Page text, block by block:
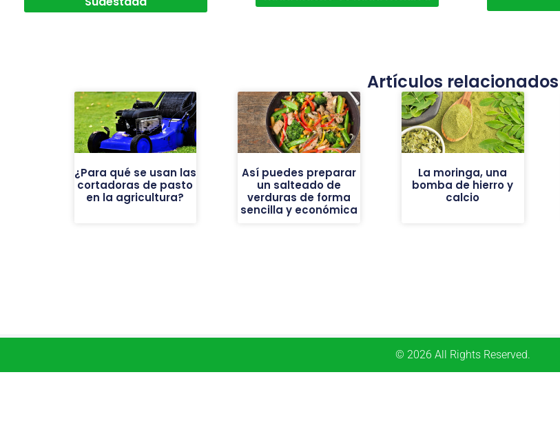
Artículos relacionados
¿Para qué se usan las
cortadoras de pasto
en la agricultura?
Así puedes preparar
un salteado de
verduras de forma
sencilla y económica
La moringa, una
bomba de hierro y
calcio
© 2026 All Rights Reserved.